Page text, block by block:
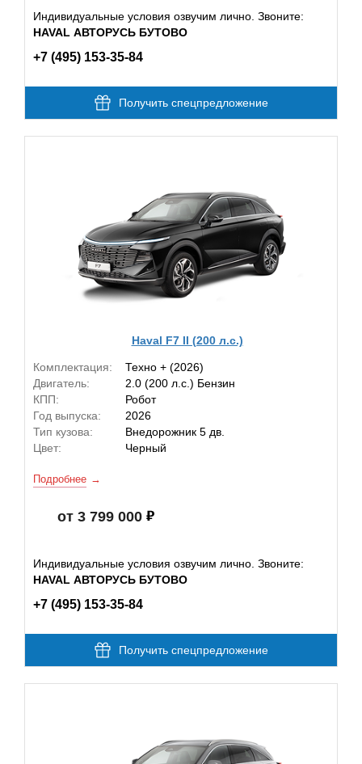
Индивидуальные условия озвучим лично. Звоните:
HAVAL АВТОРУСЬ БУТОВО
+7 (495) 153-35-84
Получить спецпредложение
Haval F7 II (200 л.с.)
Комплектация:
Техно + (2026)
Двигатель:
2.0 (200 л.с.) Бензин
КПП:
Робот
Год выпуска:
2026
Тип кузова:
Внедорожник 5 дв.
Цвет:
Черный
Подробнее
от 3 799 000
Индивидуальные условия озвучим лично. Звоните:
HAVAL АВТОРУСЬ БУТОВО
+7 (495) 153-35-84
Получить спецпредложение